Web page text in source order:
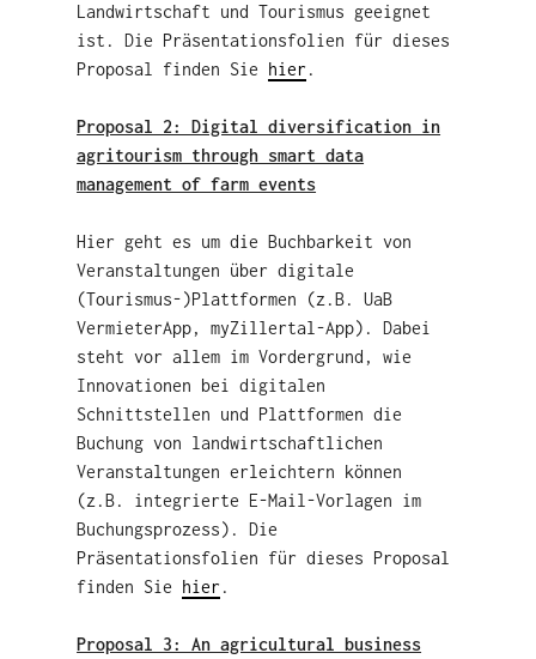
Landwirtschaft und Tourismus geeignet
ist. Die Präsentationsfolien für dieses
Proposal finden Sie hier .
Proposal 2: Digital diversification in
agritourism through smart data
management of farm events
Hier geht es um die Buchbarkeit von
Veranstaltungen über digitale
(Tourismus-)Plattformen (z.B. UaB
VermieterApp, myZillertal-App). Dabei
steht vor allem im Vordergrund, wie
Innovationen bei digitalen
Schnittstellen und Plattformen die
Buchung von landwirtschaftlichen
Veranstaltungen erleichtern können
(z.B. integrierte E-Mail-Vorlagen im
Buchungsprozess). Die
Präsentationsfolien für dieses Proposal
finden Sie hier .
Proposal 3: An agricultural business